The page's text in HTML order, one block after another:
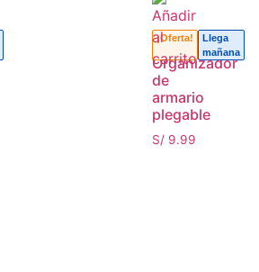
¡Oferta!
Llega
mañana
Organizador
de
armario
plegable
S/ 9.99